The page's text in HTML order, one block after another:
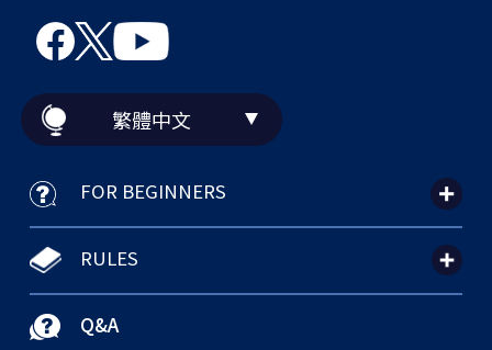
繁體中文
FOR BEGINNERS
RULES
Q&A